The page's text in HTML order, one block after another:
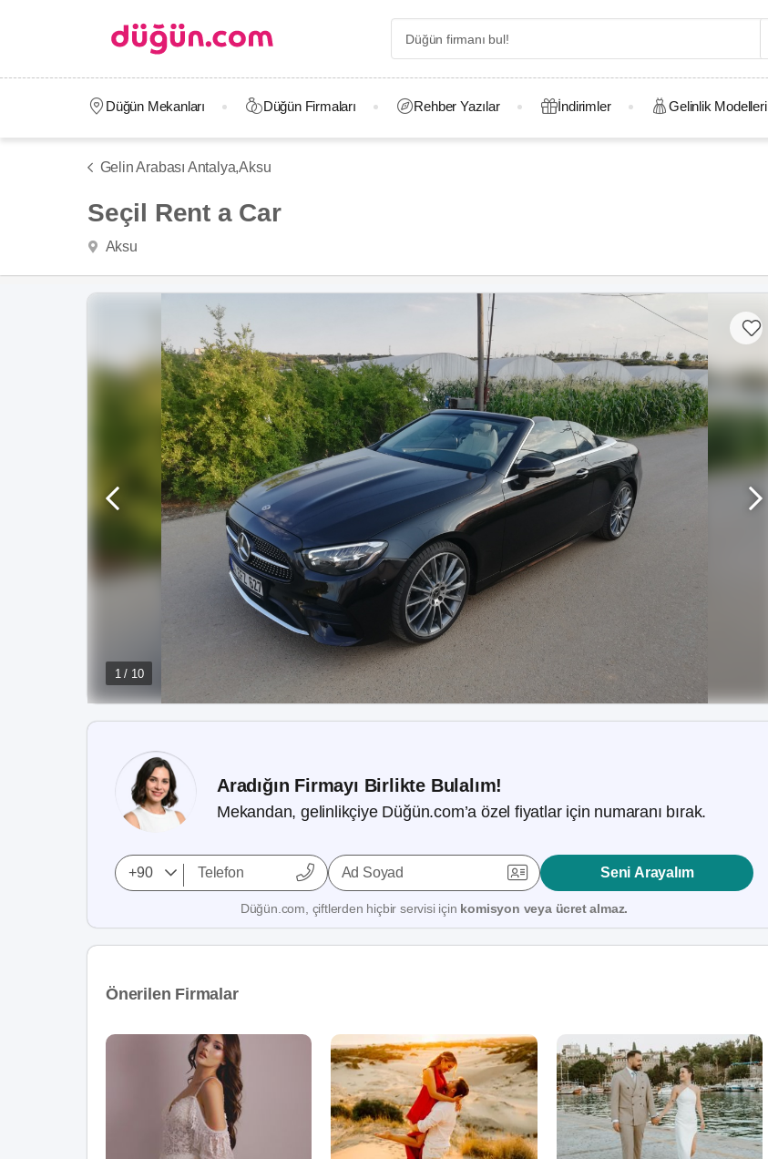
Düğün Mekanları Düğün Firmaları Rehber Yazılar İndirimler Gelinlik Modelleri
Gelin Arabası Antalya,Aksu
Seçil Rent a Car
Aksu
1 / 10
Aradığın Firmayı Birlikte Bulalım!
Mekandan, gelinlikçiye Düğün.com’a özel fiyatlar için numaranı bırak.
Ad Soyad Seni Arayalım
Düğün.com, çiftlerden hiçbir servisi için komisyon veya ücret almaz.
Önerilen Firmalar